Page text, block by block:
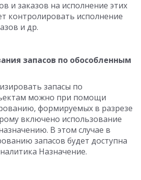
и заказов на исполнение этих
контролировать исполнение
и др.
запасов по обособленным
запасы по
можно при помощи
формируемых в разрезе
включено использование
В этом случае в
запасов будет доступна
Назначение.